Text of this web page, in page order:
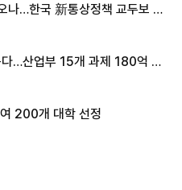
나…한국 新통상정책 교두보 활
…산업부 15개 과제 180억 지
200개 대학 선정